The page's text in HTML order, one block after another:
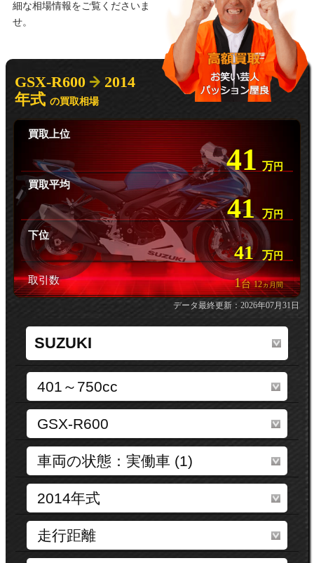
細な相場情報をご覧くださいま
せ。
GSX-R600
2014
年式 の買取相場
買取上位
41 万 円
買取平均
41 万 円
下位
41 万 円
取引数 1台12ヵ月間
データ最終更新：2026年07月31日